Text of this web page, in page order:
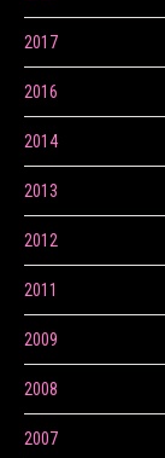
2017
2016
2014
2013
2012
2011
2009
2008
2007